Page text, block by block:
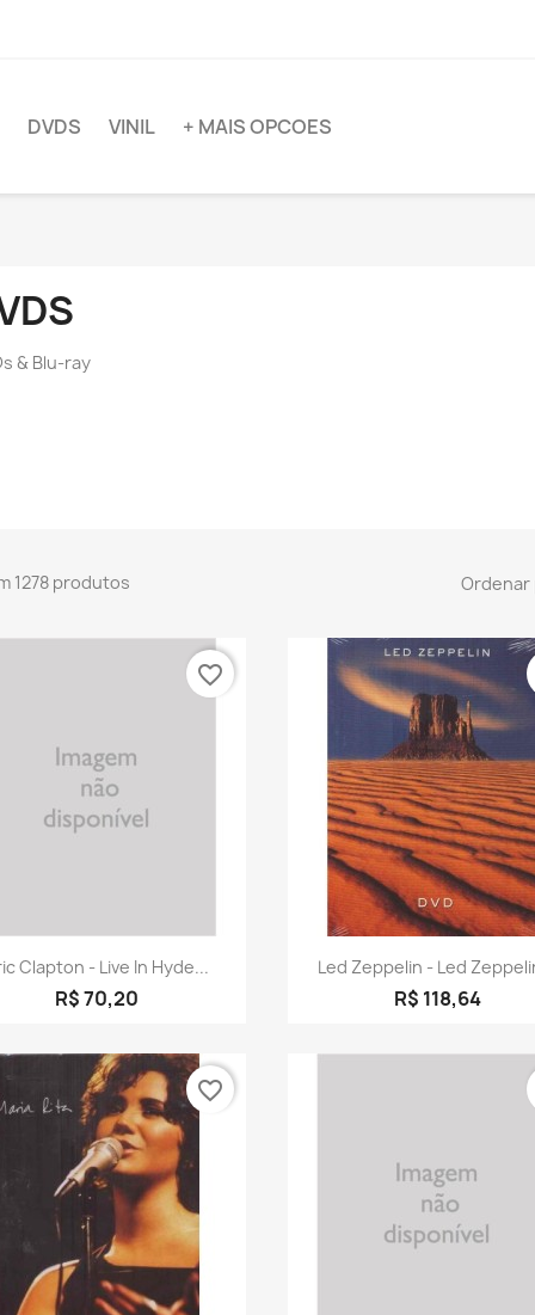
DVDS VINIL + MAIS OPCOES
& Blu-ray
1278 produtos Ordenar
Visualização rápida
Clapton - Live In Hyde...
R$ 70,20
favorite_border
Visualização
Led Zeppelin - Led
R$ 118,64
favorite_border